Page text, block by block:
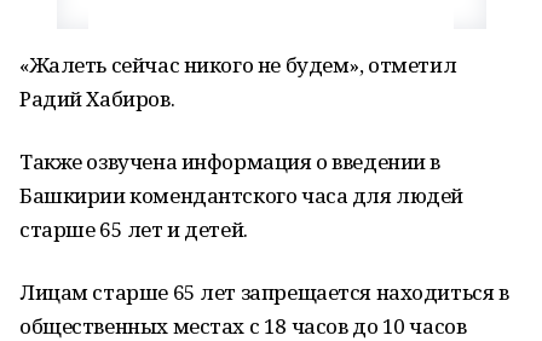
«Жалеть сейчас никого не будем», отметил
Радий Хабиров.
Также озвучена информация о введении в
Башкирии комендантского часа для людей
старше 65 лет и детей.
Лицам старше 65 лет запрещается находиться в
общественных местах с 18 часов до 10 часов